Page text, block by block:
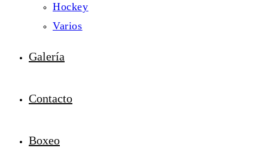
Hockey
Varios
Galería
Contacto
Boxeo